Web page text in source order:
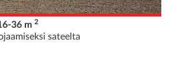
36 m 2
sateelta